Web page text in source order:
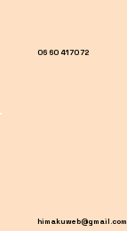
06 60 41 70 72
himakuweb@gmail.com